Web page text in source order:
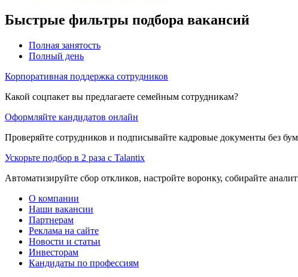
Быстрые фильтры подбора вакансий
Полная занятость
Полный день
Корпоративная поддержка сотрудников
Какой соцпакет вы предлагаете семейным сотрудникам?
Оформляйте кандидатов онлайн
Проверяйте сотрудников и подписывайте кадровые документы без
Ускорьте подбор в 2 раза с Talantix
Автоматизируйте сбор откликов, настройте воронку, собирайте
О компании
Наши вакансии
Партнерам
Реклама на сайте
Новости и статьи
Инвесторам
Кандидаты по профессиям